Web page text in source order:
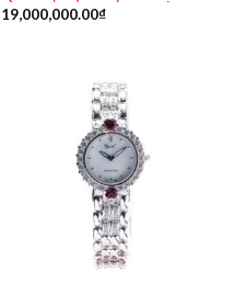
19,000,000.00₫